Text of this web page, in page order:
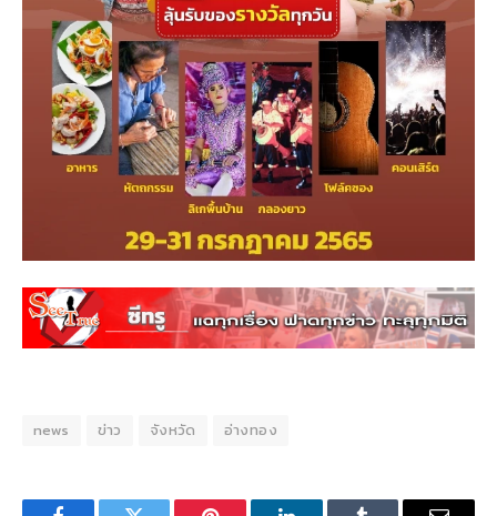
news ข่าว จังหวัด อ่างทอง